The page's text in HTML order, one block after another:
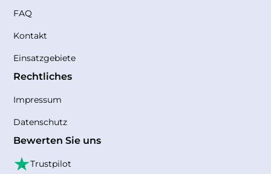
FAQ
Kontakt
Einsatzgebiete
Rechtliches
Impressum
Datenschutz
Bewerten Sie uns
Trustpilot